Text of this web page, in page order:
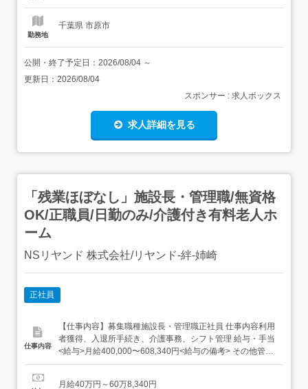
勤務地
千葉県 市原市
公開・終了予定日： 2026/08/04 ～
更新日： 2026/08/04
スポンサー : 求人ボックス
求人詳細を見る
「残業ほぼなし」施設長・管理職/無資格
OK/正職員/日勤のみ/介護付き有料老人ホ
ーム
NSリヤンド 株式会社/リヤンド-絆-姉崎
正社員
仕事内容
【仕事内容】募集職種施設長・管理職正社員 仕事内容利用
者獲得、入退所手続き、介護事務、シフト管理 給与・手当
<給与>月給400,000〜608,340円<給与の備考> その他管理
監督者としての採用を想定<基本給>340,000〜548,340円<
月給40万円～60万8,340円